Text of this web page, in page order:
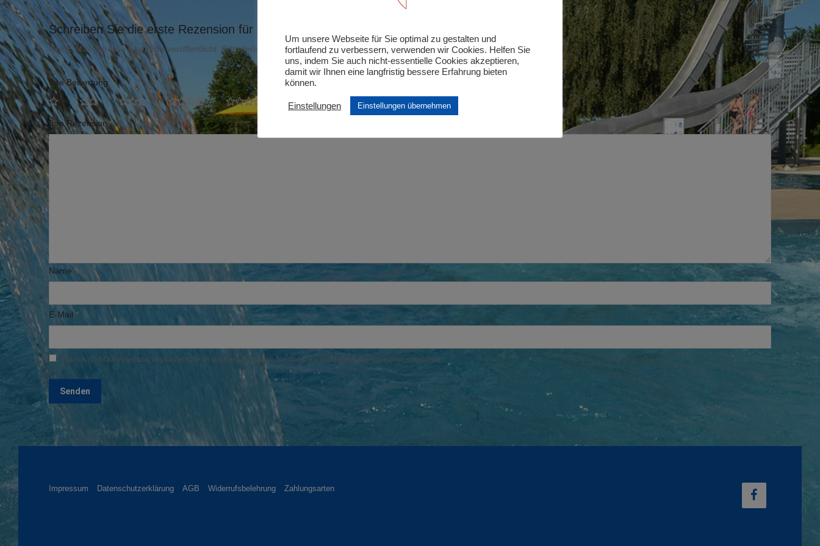
Schreiben Sie die erste Rezension für „Einzeleintritt Erwachsene“
Ihre E-Mail-Adresse wird nicht veröffentlicht. Erforderliche Felder sind mit*markiert
Ihre Bewertung *
Ihre Rezension*
Name *
E-Mail *
Name, E-Mail-Adresse und Website in diesem Browser für meinen nächsten Kommentar speichern.
Impressum Datenschutzerklärung AGB Widerrufsbelehrung Zahlungsarten
Um unsere Webseite für Sie optimal zu gestalten und
fortlaufend zu verbessern, verwenden wir Cookies. Helfen Sie
uns, indem Sie auch nicht-essentielle Cookies akzeptieren,
damit wir Ihnen eine langfristig bessere Erfahrung bieten
können.
Einstellungen Einstellungen übernehmen